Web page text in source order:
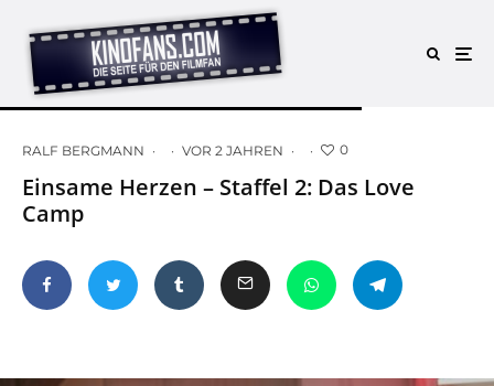
RALF BERGMANN · · VOR 2 JAHREN · · 0
Einsame Herzen – Staffel 2: Das Love
Camp